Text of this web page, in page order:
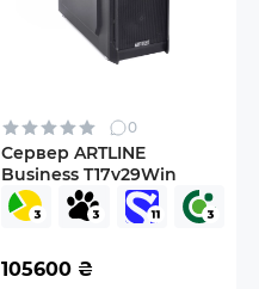
0
Сервер ARTLINE
Business T17v29Win
105600 ₴